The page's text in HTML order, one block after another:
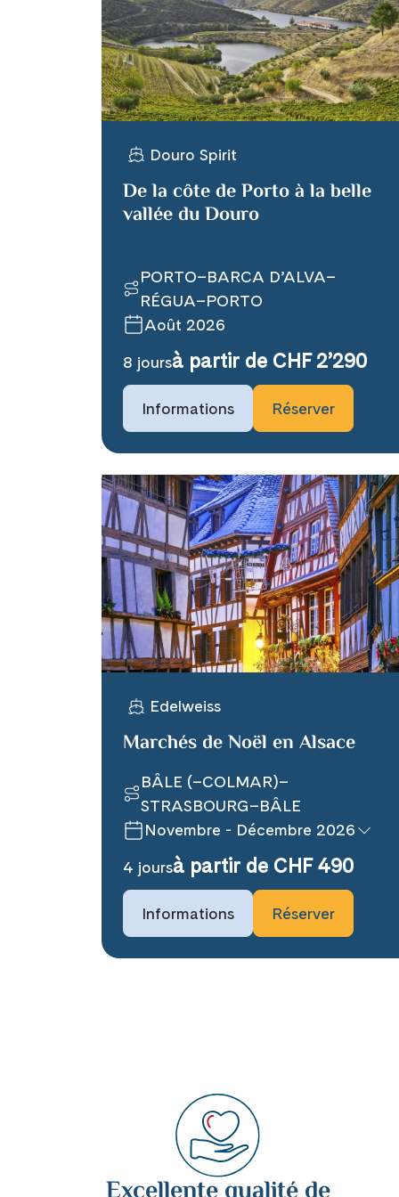
X
Telegram
Douro Spirit
De la côte de Porto à la belle
vallée du Douro
PORTO–BARCA D’ALVA–
RÉGUA–PORTO
Août 2026
8 joursà partir de CHF 2’290
Informations Réserver
Edelweiss
Marchés de Noël en Alsace
BÂLE (–COLMAR)–
STRASBOURG–BÂLE
Novembre - Décembre 2026
4 joursà partir de CHF 490
Informations Réserver
Prochaines dates de voyage
26 novembre 2026
2 décembre 2026
13 décembre 2026